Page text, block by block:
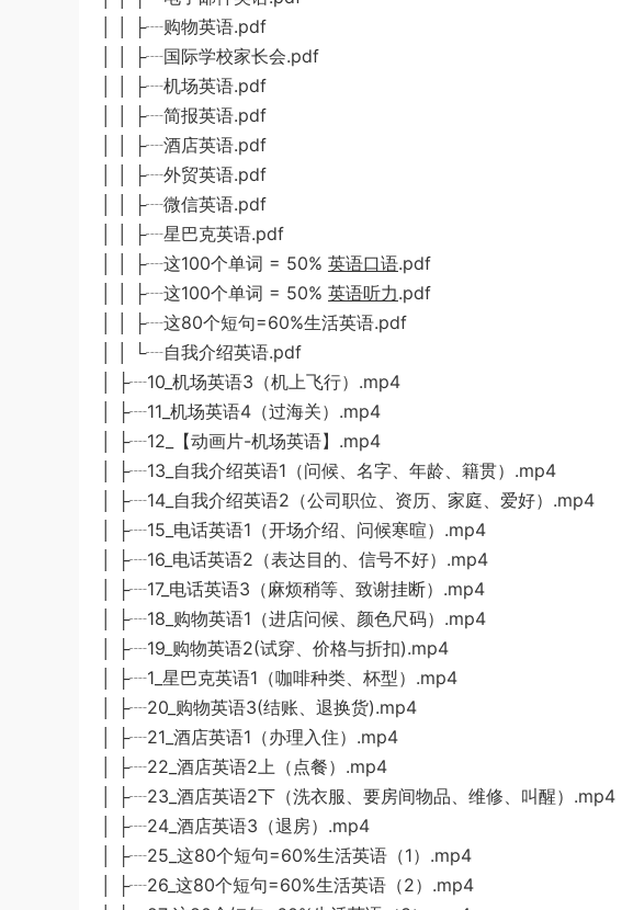
│ │ ├┈购物英语.pdf
│ │ ├┈国际学校家长会.pdf
│ │ ├┈机场英语.pdf
│ │ ├┈简报英语.pdf
│ │ ├┈酒店英语.pdf
│ │ ├┈外贸英语.pdf
│ │ ├┈微信英语.pdf
│ │ ├┈星巴克英语.pdf
│ │ ├┈这100个单词 = 50% 英语口语.pdf
│ │ ├┈这100个单词 = 50% 英语听力.pdf
│ │ ├┈这80个短句=60%生活英语.pdf
│ │ └┈自我介绍英语.pdf
│ ├┈10_机场英语3（机上飞行）.mp4
│ ├┈11_机场英语4（过海关）.mp4
│ ├┈12_【动画片-机场英语】.mp4
│ ├┈13_自我介绍英语1（问候、名字、年龄、籍贯）.mp4
│ ├┈14_自我介绍英语2（公司职位、资历、家庭、爱好）.mp4
│ ├┈15_电话英语1（开场介绍、问候寒暄）.mp4
│ ├┈16_电话英语2（表达目的、信号不好）.mp4
│ ├┈17_电话英语3（麻烦稍等、致谢挂断）.mp4
│ ├┈18_购物英语1（进店问候、颜色尺码）.mp4
│ ├┈19_购物英语2(试穿、价格与折扣).mp4
│ ├┈1_星巴克英语1（咖啡种类、杯型）.mp4
│ ├┈20_购物英语3(结账、退换货).mp4
│ ├┈21_酒店英语1（办理入住）.mp4
│ ├┈22_酒店英语2上（点餐）.mp4
│ ├┈23_酒店英语2下（洗衣服、要房间物品、维修、叫醒）.mp4
│ ├┈24_酒店英语3（退房）.mp4
│ ├┈25_这80个短句=60%生活英语（1）.mp4
│ ├┈26_这80个短句=60%生活英语（2）.mp4